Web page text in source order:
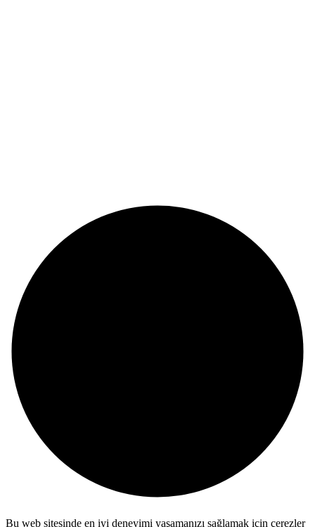
Bu web sitesinde en iyi deneyimi yaşamanızı sağlamak için çerezler